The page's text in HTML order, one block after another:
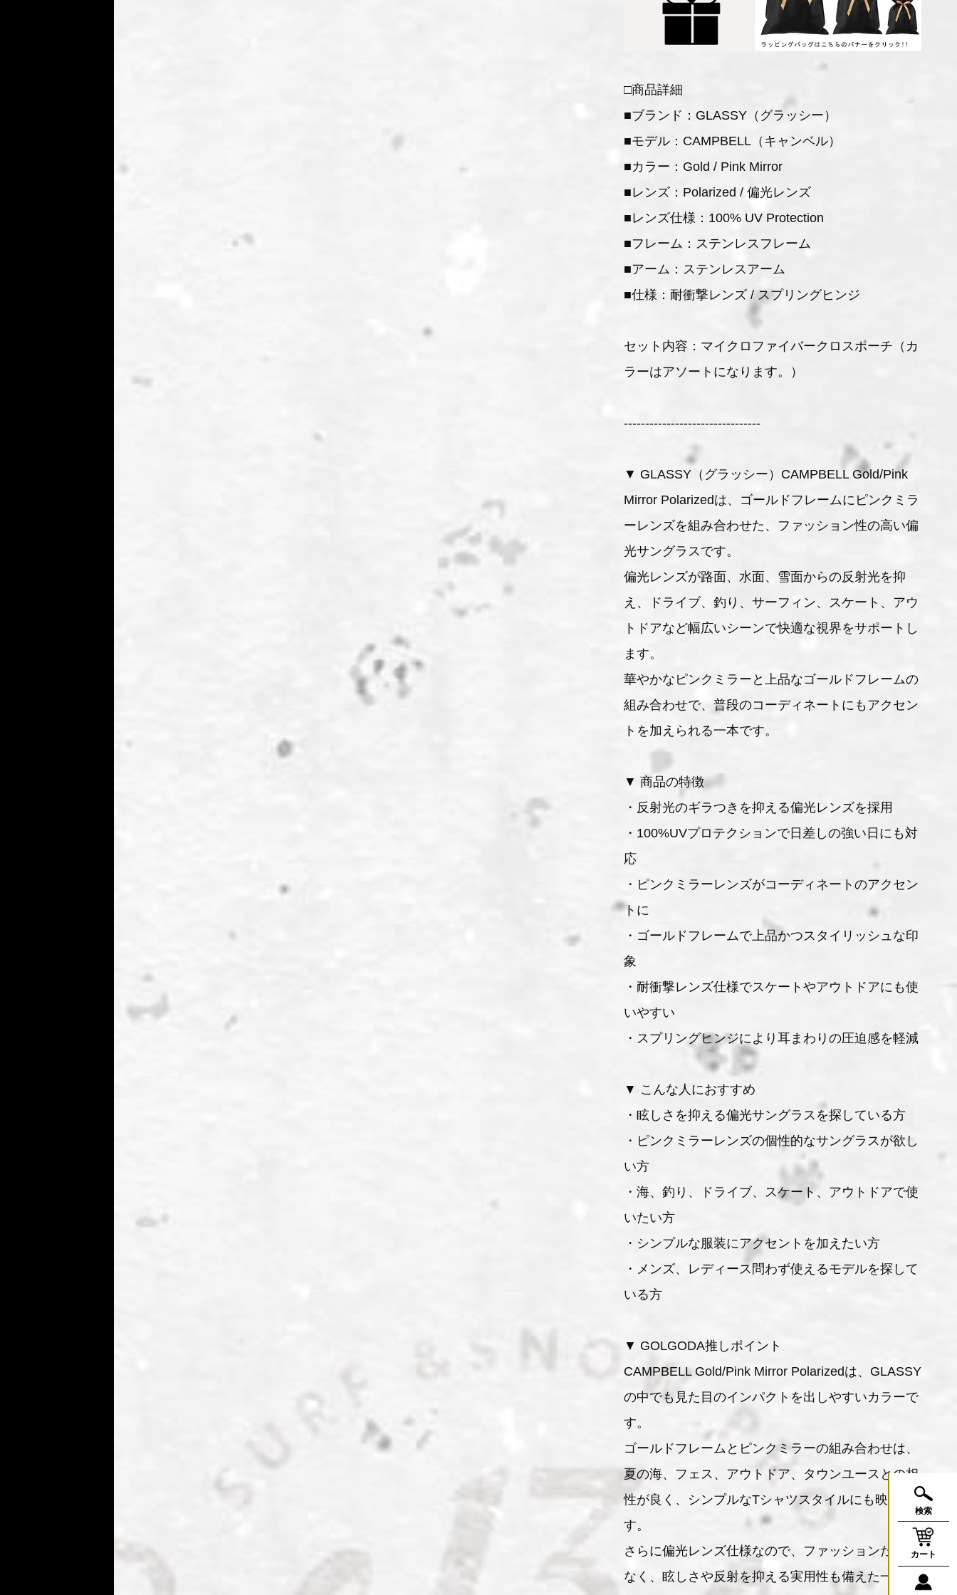
□商品詳細
■ブランド：GLASSY（グラッシー）
■モデル：CAMPBELL（キャンベル）
■カラー：Gold / Pink Mirror
■レンズ：Polarized / 偏光レンズ
■レンズ仕様：100% UV Protection
■フレーム：ステンレスフレーム
■アーム：ステンレスアーム
■仕様：耐衝撃レンズ / スプリングヒンジ
セット内容：マイクロファイバークロスポーチ（カ
ラーはアソートになります。）
--------------------------------
▼ GLASSY（グラッシー）CAMPBELL Gold/Pink
Mirror Polarizedは、ゴールドフレームにピンクミラ
ーレンズを組み合わせた、ファッション性の高い偏
光サングラスです。
偏光レンズが路面、水面、雪面からの反射光を抑
え、ドライブ、釣り、サーフィン、スケート、アウ
トドアなど幅広いシーンで快適な視界をサポートし
ます。
華やかなピンクミラーと上品なゴールドフレームの
組み合わせで、普段のコーディネートにもアクセン
トを加えられる一本です。
▼ 商品の特徴
・反射光のギラつきを抑える偏光レンズを採用
・100%UVプロテクションで日差しの強い日にも対
応
・ピンクミラーレンズがコーディネートのアクセン
トに
・ゴールドフレームで上品かつスタイリッシュな印
象
・耐衝撃レンズ仕様でスケートやアウトドアにも使
いやすい
・スプリングヒンジにより耳まわりの圧迫感を軽減
▼ こんな人におすすめ
・眩しさを抑える偏光サングラスを探している方
・ピンクミラーレンズの個性的なサングラスが欲し
い方
・海、釣り、ドライブ、スケート、アウトドアで使
いたい方
・シンプルな服装にアクセントを加えたい方
・メンズ、レディース問わず使えるモデルを探して
いる方
▼ GOLGODA推しポイント
CAMPBELL Gold/Pink Mirror Polarizedは、GLASSY
の中でも見た目のインパクトを出しやすいカラーで
す。
ゴールドフレームとピンクミラーの組み合わせは、
夏の海、フェス、アウトドア、タウンユースとの相
性が良く、シンプルなTシャツスタイルにも映えま
す。
さらに偏光レンズ仕様なので、ファッションだけで
なく、眩しさや反射を抑える実用性も備えた一本で
検索
カート